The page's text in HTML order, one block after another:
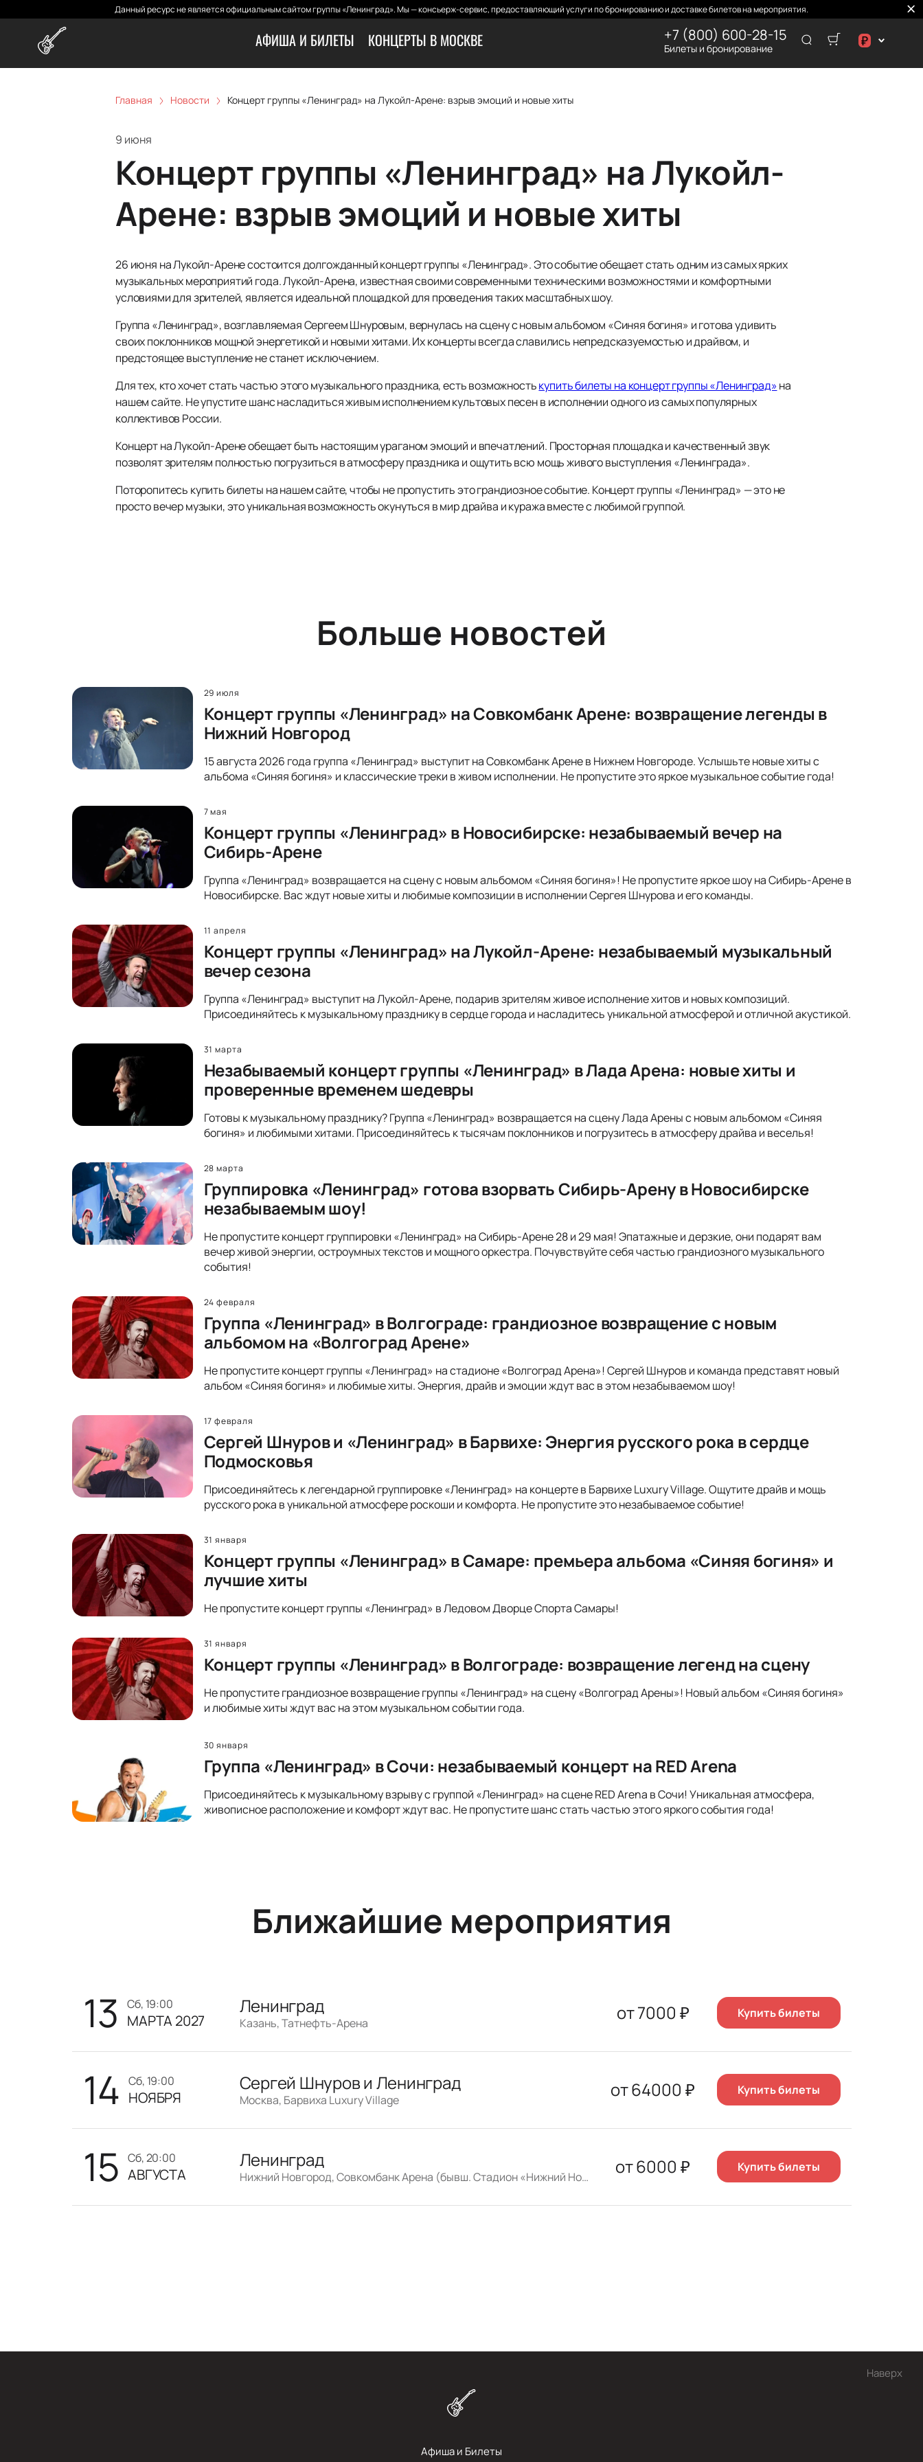
Данный ресурс не является официальным сайтом группы «Ленинград». Мы — консьерж-сервис, предоставляющий услуги по бронированию и доставке билетов на мероприятия.
АФИША И БИЛЕТЫ КОНЦЕРТЫ В МОСКВЕ +7 (800) 600-28-15
Билеты и бронирование ₽
د.إ
Главная Новости Концерт группы «Ленинград» на Лукойл-Арене: взрыв эмоций и новые хиты
9 июня
Концерт группы «Ленинград» на Лукойл-
Арене: взрыв эмоций и новые хиты
26 июня на Лукойл-Арене состоится долгожданный концерт группы «Ленинград». Это событие обещает стать одним из самых ярких
музыкальных мероприятий года. Лукойл-Арена, известная своими современными техническими возможностями и комфортными
условиями для зрителей, является идеальной площадкой для проведения таких масштабных шоу.
Группа «Ленинград», возглавляемая Сергеем Шнуровым, вернулась на сцену с новым альбомом «Синяя богиня» и готова удивить
своих поклонников мощной энергетикой и новыми хитами. Их концерты всегда славились непредсказуемостью и драйвом, и
предстоящее выступление не станет исключением.
Для тех, кто хочет стать частью этого музыкального праздника, есть возможностькупить билеты на концерт группы «Ленинград»на
нашем сайте. Не упустите шанс насладиться живым исполнением культовых песен в исполнении одного из самых популярных
коллективов России.
Концерт на Лукойл-Арене обещает быть настоящим ураганом эмоций и впечатлений. Просторная площадка и качественный звук
позволят зрителям полностью погрузиться в атмосферу праздника и ощутить всю мощь живого выступления «Ленинграда».
Поторопитесь купить билеты на нашем сайте, чтобы не пропустить это грандиозное событие. Концерт группы «Ленинград» — это не
просто вечер музыки, это уникальная возможность окунуться в мир драйва и куража вместе с любимой группой.
Больше новостей
29 июля
Концерт группы «Ленинград» на Совкомбанк Арене: возвращение легенды в
Нижний Новгород
15 августа 2026 года группа «Ленинград» выступит на Совкомбанк Арене в Нижнем Новгороде. Услышьте новые хиты с
альбома «Синяя богиня» и классические треки в живом исполнении. Не пропустите это яркое музыкальное событие года!
7 мая
Концерт группы «Ленинград» в Новосибирске: незабываемый вечер на
Сибирь-Арене
Группа «Ленинград» возвращается на сцену с новым альбомом «Синяя богиня»! Не пропустите яркое шоу на Сибирь-Арене в
Новосибирске. Вас ждут новые хиты и любимые композиции в исполнении Сергея Шнурова и его команды.
11 апреля
Концерт группы «Ленинград» на Лукойл-Арене: незабываемый музыкальный
вечер сезона
Группа «Ленинград» выступит на Лукойл-Арене, подарив зрителям живое исполнение хитов и новых композиций.
Присоединяйтесь к музыкальному празднику в сердце города и насладитесь уникальной атмосферой и отличной акустикой.
31 марта
Незабываемый концерт группы «Ленинград» в Лада Арена: новые хиты и
проверенные временем шедевры
Готовы к музыкальному празднику? Группа «Ленинград» возвращается на сцену Лада Арены с новым альбомом «Синяя
богиня» и любимыми хитами. Присоединяйтесь к тысячам поклонников и погрузитесь в атмосферу драйва и веселья!
28 марта
Группировка «Ленинград» готова взорвать Сибирь-Арену в Новосибирске
незабываемым шоу!
Не пропустите концерт группировки «Ленинград» на Сибирь-Арене 28 и 29 мая! Эпатажные и дерзкие, они подарят вам
вечер живой энергии, остроумных текстов и мощного оркестра. Почувствуйте себя частью грандиозного музыкального
события!
24 февраля
Группа «Ленинград» в Волгограде: грандиозное возвращение с новым
альбомом на «Волгоград Арене»
Не пропустите концерт группы «Ленинград» на стадионе «Волгоград Арена»! Сергей Шнуров и команда представят новый
альбом «Синяя богиня» и любимые хиты. Энергия, драйв и эмоции ждут вас в этом незабываемом шоу!
17 февраля
Сергей Шнуров и «Ленинград» в Барвихе: Энергия русского рока в сердце
Подмосковья
Присоединяйтесь к легендарной группировке «Ленинград» на концерте в Барвихе Luxury Village. Ощутите драйв и мощь
русского рока в уникальной атмосфере роскоши и комфорта. Не пропустите это незабываемое событие!
31 января
Концерт группы «Ленинград» в Самаре: премьера альбома «Синяя богиня» и
лучшие хиты
Не пропустите концерт группы «Ленинград» в Ледовом Дворце Спорта Самары!
31 января
Концерт группы «Ленинград» в Волгограде: возвращение легенд на сцену
Не пропустите грандиозное возвращение группы «Ленинград» на сцену «Волгоград Арены»! Новый альбом «Синяя богиня»
и любимые хиты ждут вас на этом музыкальном событии года.
30 января
Группа «Ленинград» в Сочи: незабываемый концерт на RED Arena
Присоединяйтесь к музыкальному взрыву с группой «Ленинград» на сцене RED Arena в Сочи! Уникальная атмосфера,
живописное расположение и комфорт ждут вас. Не пропустите шанс стать частью этого яркого события года!
Ближайшие мероприятия
13 сб, 19:00
МАРТА 2027
Ленинград
Казань, Татнефть-Арена от7000 ₽ Купить билеты
14 сб, 19:00
НОЯБРЯ
Сергей Шнуров и Ленинград
Москва, Барвиха Luxury Village от64000 ₽ Купить билеты
15 сб, 20:00
АВГУСТА
Ленинград
Нижний Новгород, Совкомбанк Арена (бывш. Стадион «Нижний Новгород») от6000 ₽ Купить билеты
Наверх
Афиша и Билеты